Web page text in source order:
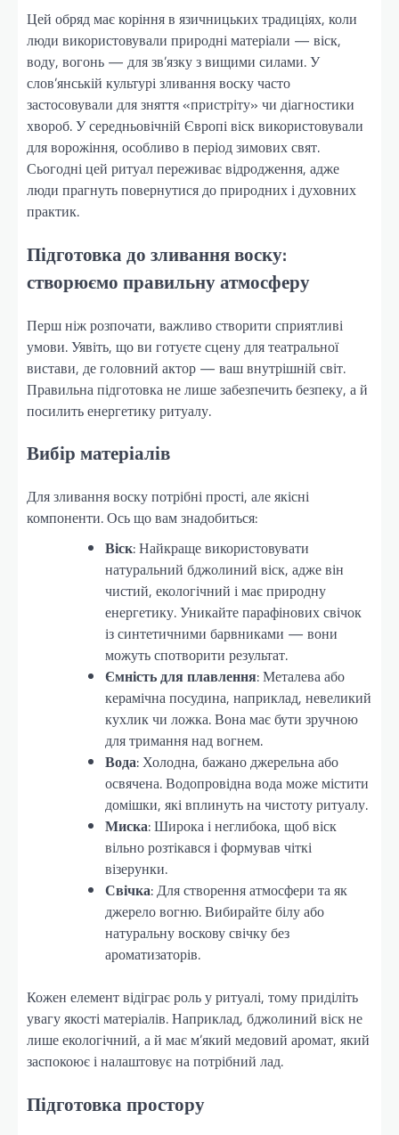
Цей обряд має коріння в язичницьких традиціях, коли
люди використовували природні матеріали — віск,
воду, вогонь — для зв’язку з вищими силами. У
слов’янській культурі зливання воску часто
застосовували для зняття «пристріту» чи діагностики
хвороб. У середньовічній Європі віск використовували
для ворожіння, особливо в період зимових свят.
Сьогодні цей ритуал переживає відродження, адже
люди прагнуть повернутися до природних і духовних
практик.
Підготовка до зливання воску:
створюємо правильну атмосферу
Перш ніж розпочати, важливо створити сприятливі
умови. Уявіть, що ви готуєте сцену для театральної
вистави, де головний актор — ваш внутрішній світ.
Правильна підготовка не лише забезпечить безпеку, а й
посилить енергетику ритуалу.
Вибір матеріалів
Для зливання воску потрібні прості, але якісні
компоненти. Ось що вам знадобиться:
Віск: Найкраще використовувати
натуральний бджолиний віск, адже він
чистий, екологічний і має природну
енергетику. Уникайте парафінових свічок
із синтетичними барвниками — вони
можуть спотворити результат.
Ємність для плавлення: Металева або
керамічна посудина, наприклад, невеликий
кухлик чи ложка. Вона має бути зручною
для тримання над вогнем.
Вода: Холодна, бажано джерельна або
освячена. Водопровідна вода може містити
домішки, які вплинуть на чистоту ритуалу.
Миска: Широка і неглибока, щоб віск
вільно розтікався і формував чіткі
візерунки.
Свічка: Для створення атмосфери та як
джерело вогню. Вибирайте білу або
натуральну воскову свічку без
ароматизаторів.
Кожен елемент відіграє роль у ритуалі, тому приділіть
увагу якості матеріалів. Наприклад, бджолиний віск не
лише екологічний, а й має м’який медовий аромат, який
заспокоює і налаштовує на потрібний лад.
Підготовка простору